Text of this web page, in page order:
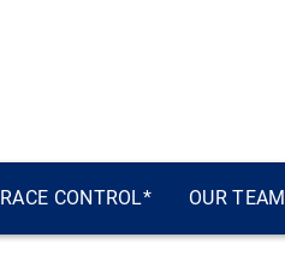
RACE CONTROL* OUR TEAM